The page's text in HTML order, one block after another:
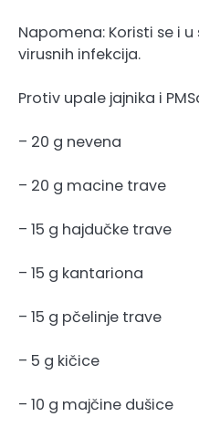
Napomena: Koristi se i
virusnih infekcija.
Protiv upale jajnika i
– 20 g nevena
– 20 g macine trave
– 15 g hajdučke trave
– 15 g kantariona
– 15 g pčelinje trave
– 5 g kičice
– 10 g majčine dušice